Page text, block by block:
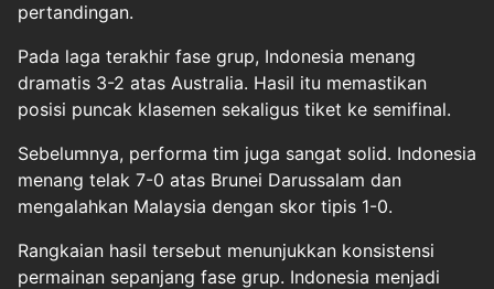
pertandingan.
Pada laga terakhir fase grup, Indonesia menang
dramatis 3-2 atas Australia. Hasil itu memastikan
posisi puncak klasemen sekaligus tiket ke semifinal.
Sebelumnya, performa tim juga sangat solid. Indonesia
menang telak 7-0 atas Brunei Darussalam dan
mengalahkan Malaysia dengan skor tipis 1-0.
Rangkaian hasil tersebut menunjukkan konsistensi
permainan sepanjang fase grup. Indonesia menjadi